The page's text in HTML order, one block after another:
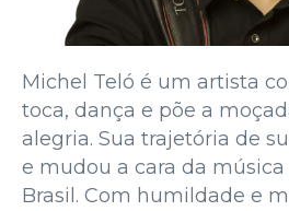
Michel Teló é um artista
toca, dança e põe a
alegria. Sua trajetória de
e mudou a cara da
Brasil. Com humildade e